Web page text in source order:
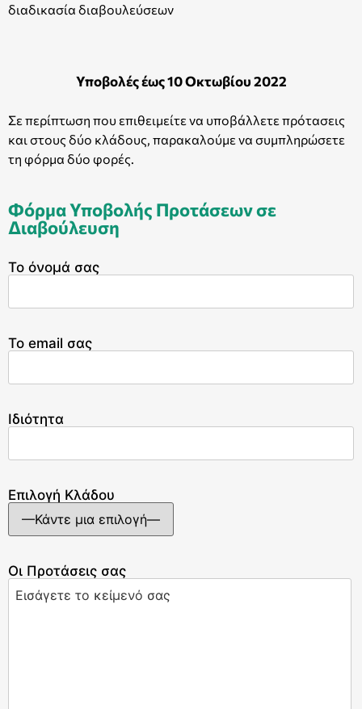
διαδικασία διαβουλεύσεων
Υποβολές έως 10 Οκτωβίου 2022
Σε περίπτωση που επιθειμείτε να υποβάλλετε πρότασεις
και στους δύο κλάδους, παρακαλούμε να συμπληρώσετε
τη φόρμα δύο φορές.
Φόρμα Υποβολής Προτάσεων σε
Διαβούλευση
Το όνομά σας
Το email σας
Ιδιότητα
Επιλογή Κλάδου
Οι Προτάσεις σας